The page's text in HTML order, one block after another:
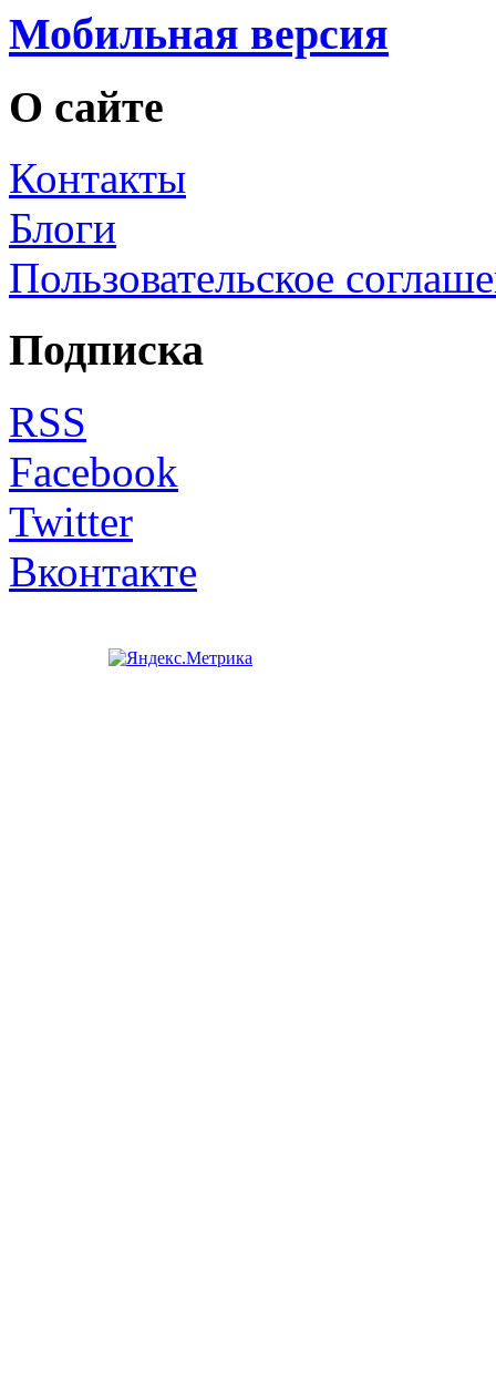
Мобильная версия
О сайте
Контакты
Блоги
Пользовательское
Подписка
RSS
Facebook
Twitter
Вконтакте